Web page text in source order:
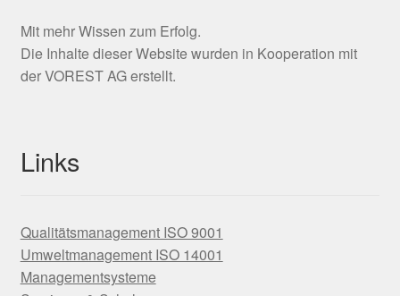
Mit mehr Wissen zum Erfolg.
Die Inhalte dieser Website wurden in Kooperation mit
der VOREST AG erstellt.
Links
Qualitätsmanagement ISO 9001
Umweltmanagement ISO 14001
Managementsysteme